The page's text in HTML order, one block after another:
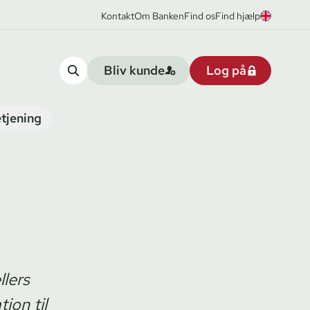
KontaktOm BankenFind osFind hjælp
Bliv kunde Log på
til